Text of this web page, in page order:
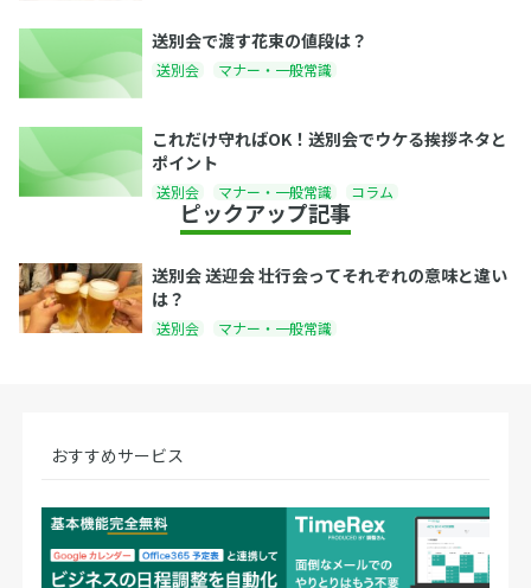
送別会で渡す花束の値段は？
送別会 マナー・一般常識
これだけ守ればOK！送別会でウケる挨拶ネタと
ポイント
送別会 マナー・一般常識 コラム
ピックアップ記事
送別会 送迎会 壮行会ってそれぞれの意味と違い
は？
送別会 マナー・一般常識
おすすめサービス